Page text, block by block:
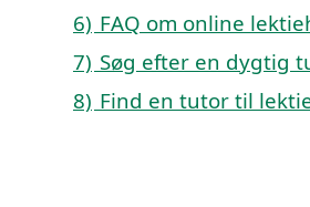
6) FAQ om online
7) Søg efter en dygtig
8) Find en tutor til